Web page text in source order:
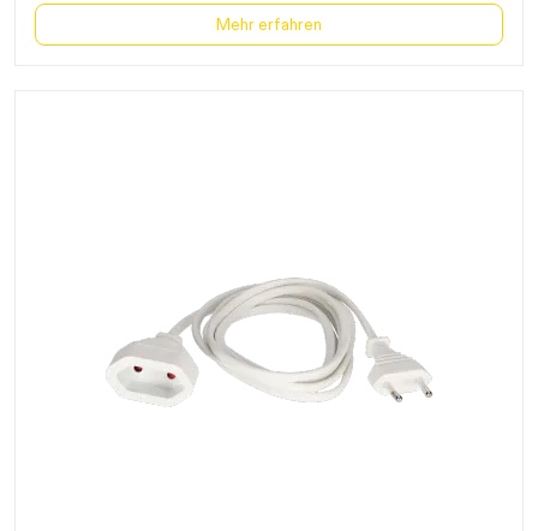
Mehr erfahren